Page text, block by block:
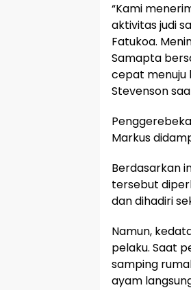
“Kami
aktivitas judi
Fatukoa.
Samapta
cepat menuju
Stevenson
Markus
Berdasarkan
tersebut
dan dihadiri
Namun,
pelaku. Saat
samping
ayam